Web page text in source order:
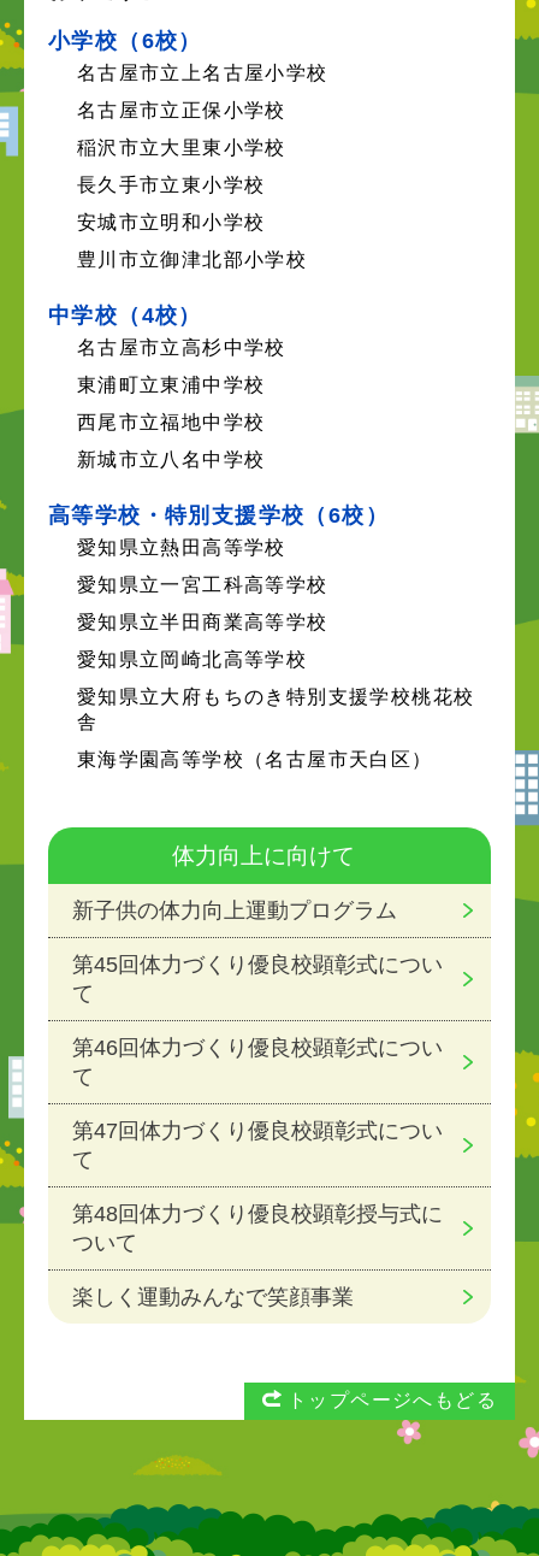
小学校（6校）
名古屋市立上名古屋小学校
名古屋市立正保小学校
稲沢市立大里東小学校
長久手市立東小学校
安城市立明和小学校
豊川市立御津北部小学校
中学校（4校）
名古屋市立高杉中学校
東浦町立東浦中学校
西尾市立福地中学校
新城市立八名中学校
高等学校・特別支援学校（6校）
愛知県立熱田高等学校
愛知県立一宮工科高等学校
愛知県立半田商業高等学校
愛知県立岡崎北高等学校
愛知県立大府もちのき特別支援学校桃花校
舎
東海学園高等学校（名古屋市天白区）
体力向上に向けて
新子供の体力向上運動プログラム
第45回体力づくり優良校顕彰式につい
て
第46回体力づくり優良校顕彰式につい
て
第47回体力づくり優良校顕彰式につい
て
第48回体力づくり優良校顕彰授与式に
ついて
楽しく運動みんなで笑顔事業
トップページへもどる